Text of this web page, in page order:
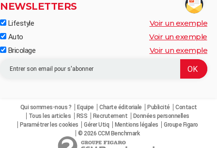
NEWSLETTERS
Lifestyle Voir un exemple
Auto Voir un exemple
Bricolage Voir un exemple
Qui sommes-nous ? Equipe Charte éditoriale Publicité
Contact
Tous les articles
RSS Recrutement
Données personnelles
Paramétrer les cookies
Gérer Utiq Mentions légales
Groupe Figaro
© 2026 CCM Benchmark